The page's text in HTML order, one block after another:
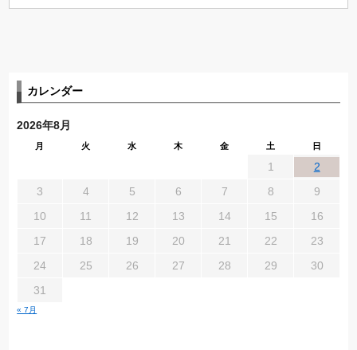
カレンダー
2026年8月
月 火 水 木 金 土 日
1
2
3
4 5 6 7 8
9
10
11 12 13 14 15
16
17
18 19 20 21 22
23
24
25 26 27 28 29
30
31
« 7月